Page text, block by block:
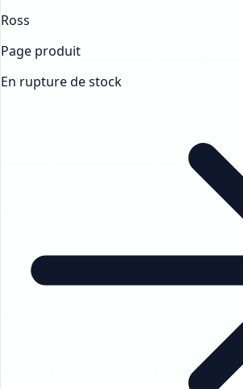
Ross
Page produit
En rupture de stock